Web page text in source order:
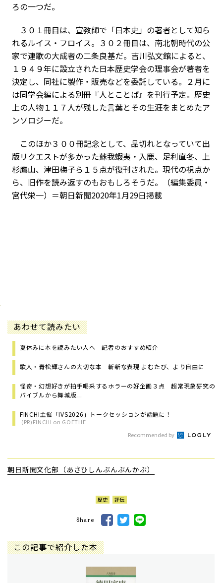
ろの一つだ。
３０１冊目は、宣教師で「日本史」の著者として知ら
れるルイス・フロイス。３０２冊目は、南北朝時代の公
家で連歌の大成者の二条良基だ。吉川弘文館によると、
１９４９年に設立された日本歴史学会の理事会が著者を
決定し、同社に製作・販売などを委託している。２月に
は同学会編による別冊『人とことば』を刊行予定。歴史
上の人物１１７人が残した言葉とその生涯をまとめたア
ンソロジーだ。
このほか３００冊記念として、品切れとなっていて出
版リクエストが多かった蘇我蝦夷・入鹿、足利直冬、上
杉鷹山、津田梅子ら１５点が復刊された。現代の視点か
ら、旧作を読み返すのもおもしろそうだ。（編集委員・
宮代栄一）＝朝日新聞2020年1月29日掲載
あわせて読みたい
夏休みに本を読みたい人へ 記者のおすすめ紹介
歌人・青松輝さんの大切な本 斬新な表現 よむたび、より自由に
怪奇・幻想好きが拍手喝采するホラーの好企画３点 超常現象研究の
バイブルから舞城版...
FINCHI主催「IVS2026」トークセッションが話題に！
(PR)FINCHI on GOETHE
Recommended by
朝日新聞文化部（あさひしんぶんぶんかぶ）
歴史 評伝
Share
この記事で紹介した本